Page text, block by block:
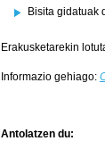
Bisita gidatuak
Erakusketarekin
Informazio gehiago:
Antolatzen du: